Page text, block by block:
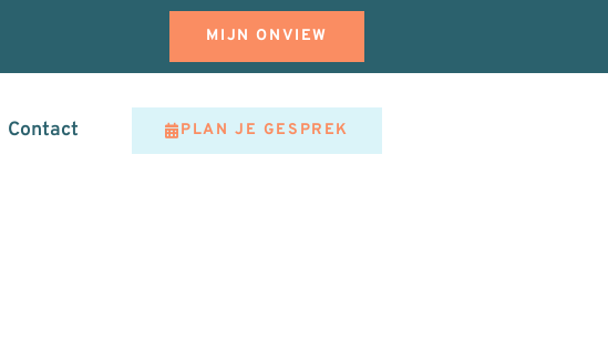
MIJN ONVIEW
Contact PLAN JE GESPREK